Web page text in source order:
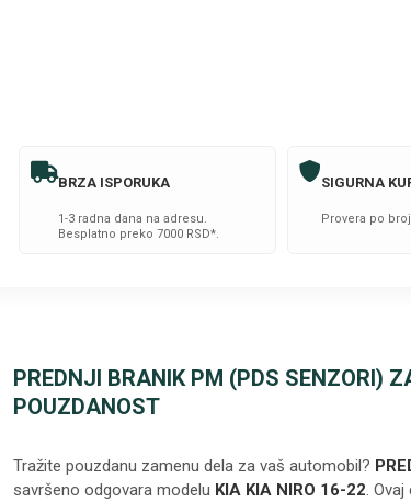
BRZA ISPORUKA
1-3 radna dana na adresu.
Besplatno preko 7000 RSD*.
SIGURNA
Provera po
PREDNJI BRANIK PM (PDS SENZORI)
POUZDANOST
Tražite pouzdanu zamenu dela za vaš automobil?
savršeno odgovara modelu KIA KIA NIRO 16-22.